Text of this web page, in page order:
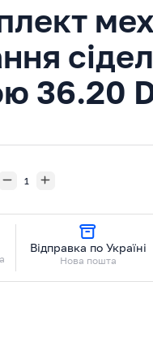
36.20
Відправка по Україні
Нова пошта